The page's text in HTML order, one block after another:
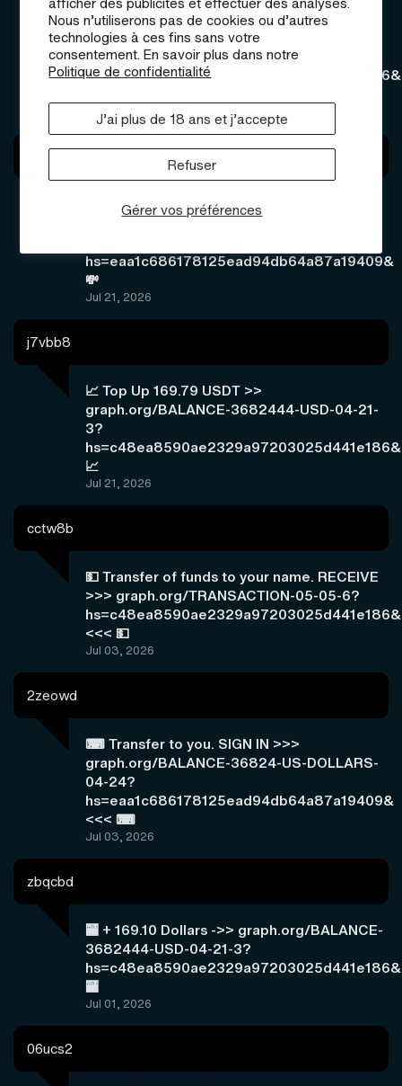
Nous n’utiliserons pas de cookies ou d’autres
technologies à ces fins sans votre
consentement. En savoir plus dans notre
Politique de confidentialité
Gérer vos préférences
J’ai plus de 18 ans et j’accepte
Refuser
⚖ Transaction to you.GET =>>
graph.org/BALANCE-36824-US-DOLLARS-
04-24-2?
hs=c48ea8590ae2329a97203025d441e186&
Jul 24, 2026
omaur8
💸 Payment 169.25 USDT ->
graph.org/BALANCE-3682444-USD-04-21-
hs=eaa1c686178125ead94db64a87a19409&
💸
Jul 21, 2026
j7vbb8
📈 Top Up 169.79 USDT >>
graph.org/BALANCE-3682444-USD-04-21-
3?
hs=c48ea8590ae2329a97203025d441e186&
📈
Jul 21, 2026
cctw8b
💵 Transfer of funds to your name. RECEIVE
>>> graph.org/TRANSACTION-05-05-6?
hs=c48ea8590ae2329a97203025d441e186&
<<< 💵
Jul 03, 2026
2zeowd
⌨ Transfer to you. SIGN IN >>>
graph.org/BALANCE-36824-US-DOLLARS-
04-24?
hs=eaa1c686178125ead94db64a87a19409&
<<< ⌨
Jul 03, 2026
zbqcbd
🏧 + 169.10 Dollars ->> graph.org/BALANCE-
3682444-USD-04-21-3?
hs=c48ea8590ae2329a97203025d441e186&
🏧
Jul 01, 2026
06ucs2